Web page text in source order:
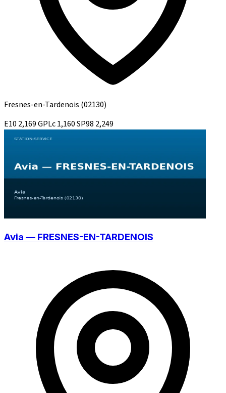
Fresnes-en-Tardenois (02130)
E10 2,169GPLc1,160SP98 2,249
Avia — FRESNES-EN-TARDENOIS